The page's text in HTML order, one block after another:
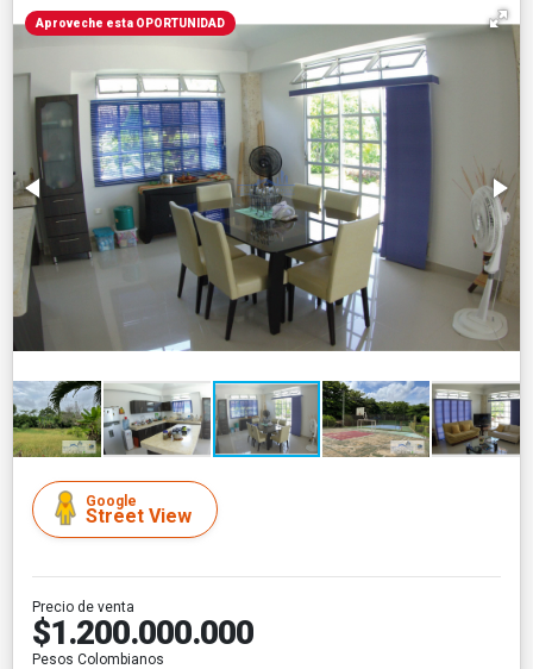
Aproveche esta OPORTUNIDAD
Google
Street View
Precio de venta
$1.200.000.000
Pesos Colombianos